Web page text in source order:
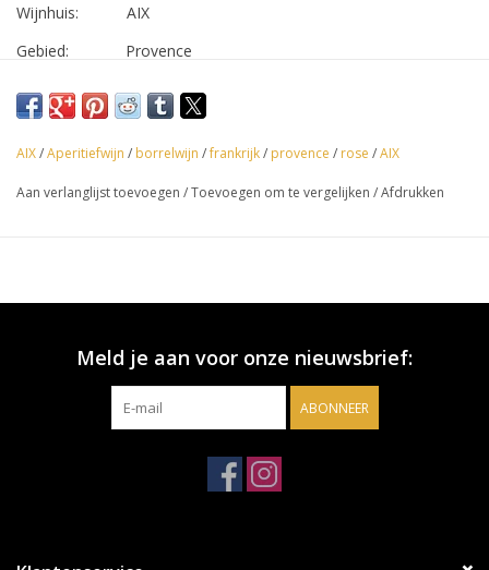
Wijnhuis: AIX
Gebied: Provence
Land: Frankrijk
Omschrijving:
AIX Rosé biedt stijlvolle tonen van bloemen, watermeloen en
Kleur:
AIX/Aperitiefwijn / borrelwijn /frankrijk/ provence / rose /AIX
Aan verlanglijst toevoegen /Toevoegen om te vergelijken /Afdrukken
Meld je aan voor onze nieuwsbrief:
ABONNEER